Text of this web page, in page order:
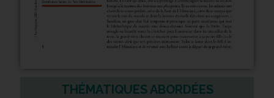
THÉMATIQUES ABORDÉES